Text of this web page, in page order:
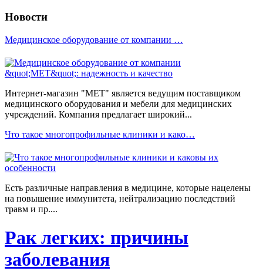
Новости
Медицинское оборудование от компании …
Интернет-магазин "МЕТ" является ведущим поставщиком
медицинского оборудования и мебели для медицинских
учреждений. Компания предлагает широкий...
Что такое многопрофильные клиники и како…
Есть различные направления в медицине, которые нацелены
на повышение иммунитета, нейтрализацию последствий
травм и пр....
Рак легких: причины
заболевания